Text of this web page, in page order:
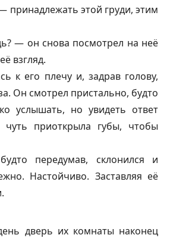
принадлежать этой груди, этим
— он снова посмотрел на неё
взгляд.
к его плечу и, задрав голову,
Он смотрел пристально, будто
услышать, но увидеть ответ
приоткрыла губы, чтобы
передумав, склонился и
Настойчиво. Заставляя её
дверь их комнаты наконец